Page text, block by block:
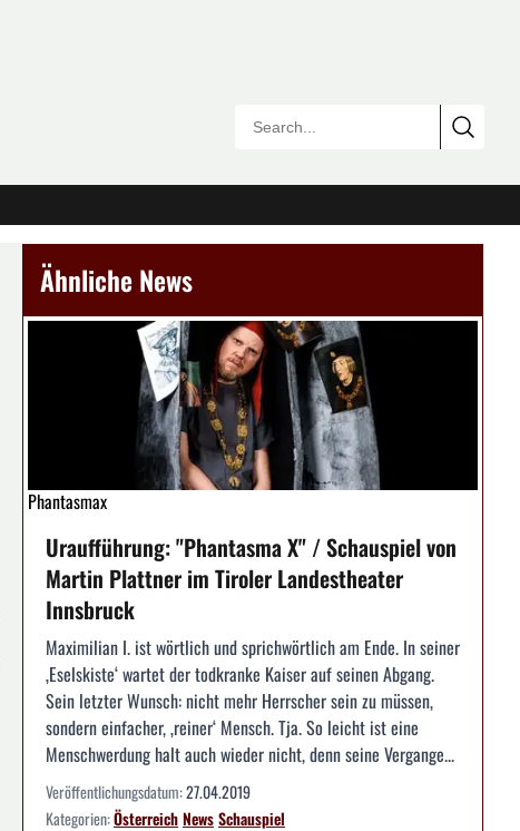
Ähnliche News
Phantasmax
Uraufführung: "Phantasma X" / Schauspiel von
Martin Plattner im Tiroler Landestheater
Innsbruck
Maximilian I. ist wörtlich und sprichwörtlich am Ende. In seiner
‚Eselskiste‘ wartet der todkranke Kaiser auf seinen Abgang.
Sein letzter Wunsch: nicht mehr Herrscher sein zu müssen,
sondern einfacher, ‚reiner‘ Mensch. Tja. So leicht ist eine
Menschwerdung halt auch wieder nicht, denn seine Vergange...
Veröffentlichungsdatum:27.04.2019
Kategorien:ÖsterreichNewsSchauspiel